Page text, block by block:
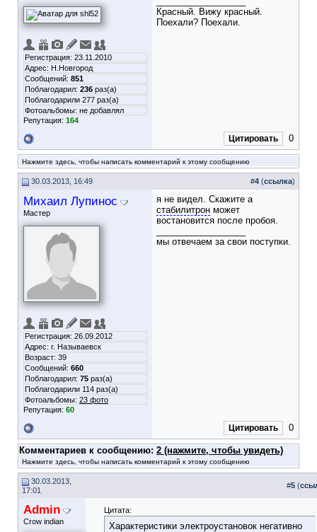
Регистрация: 23.11.2010
Адрес: Н.Новгород
Сообщений: 851
Поблагодарил: 236 раз(а)
Поблагодарили 277 раз(а)
Фотоальбомы: не добавлял
Репутация: 164
Красный. Вижу красный.
Поехали? Поехали.
Цитировать 0
Нажмите здесь, чтобы написать комментарий к этому сообщению
30.03.2013, 16:49 #4 (ссылка)
Михаил Лупинос
Мастер
Регистрация: 26.09.2012
Адрес: г. Называевск
Возраст: 39
Сообщений: 660
Поблагодарил: 75 раз(а)
Поблагодарили 114 раз(а)
Фотоальбомы: 23 фото
Репутация: 60
я не видел. Скажите а
стабилитрон может
востановится после пробоя.
мы отвечаем за свои поступки.
Цитировать 0
Комментариев к сообщению: 2 (нажмите, чтобы увидеть)
Нажмите здесь, чтобы написать комментарий к этому сообщению
30.03.2013,
17:01
#5 (
Admin
Crow indian
Цитата:
Характеристики электроустановок негативно